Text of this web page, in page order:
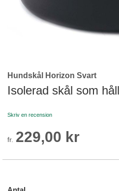
Skip
to
the
of
images
Hundskål Horizon Svart
Isolerad skål som
Skriv en recension
fr. 229,00 kr